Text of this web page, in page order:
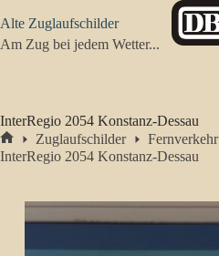
Inhalt
springen
Alte Zuglaufschilder
Am Zug bei jedem Wetter...
InterRegio 2054 Konstanz-Dessau
Start
Zuglaufschilder Fernverkehr
InterRegio 2054 Konstanz-Dessau